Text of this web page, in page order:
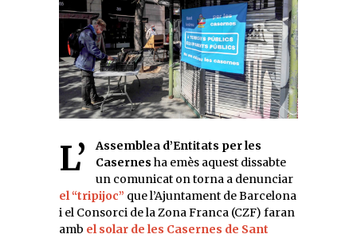
L’
Assemblea d’Entitats per les
Casernes ha emès aquest dissabte
un comunicat on torna a denunciar
el “tripijoc” que l’Ajuntament de Barcelona
i el Consorci de la Zona Franca (CZF) faran
amb el solar de les Casernes de Sant